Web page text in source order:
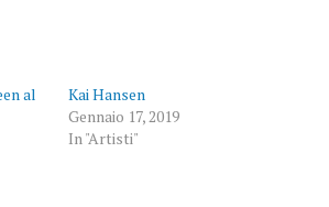
al
Kai Hansen
Gennaio 17, 2019
In "Artisti"